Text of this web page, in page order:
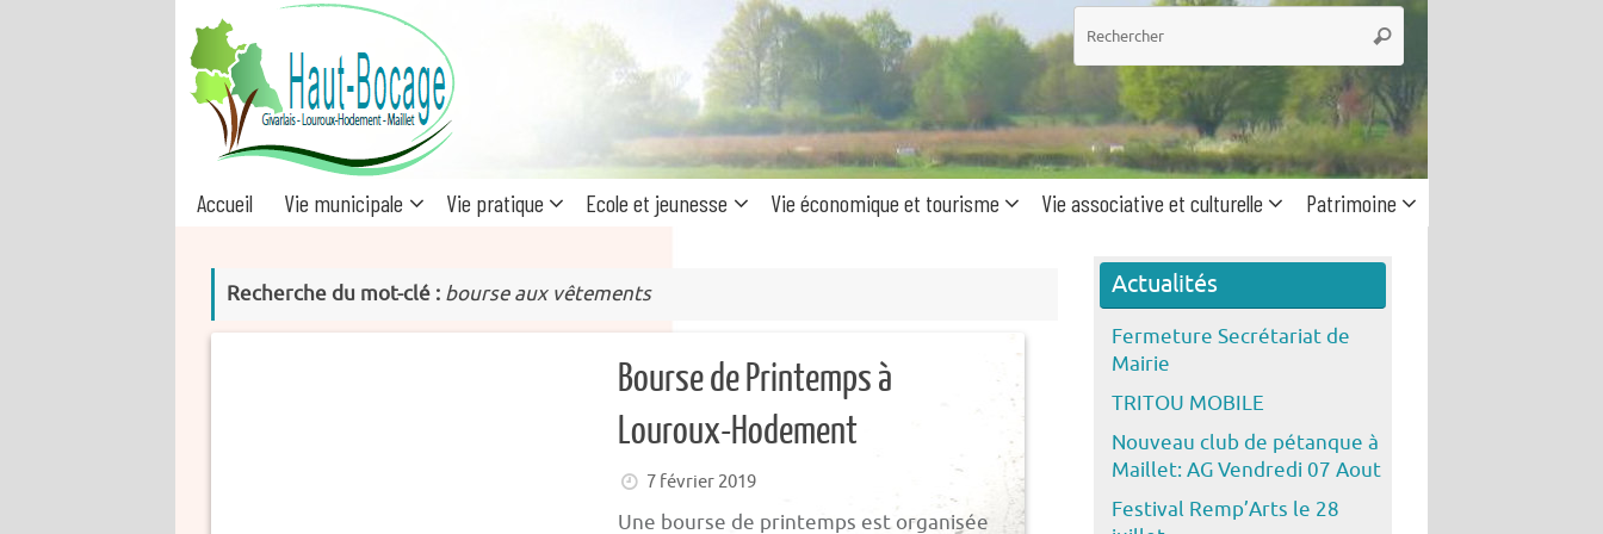
Recherche
pour
Rechercher
Accueil Vie municipale Vie pratique Ecole et jeunesse Vie économique et tourisme Vie associative et culturelle Patrimoine
Recherche du mot-clé : bourse aux vêtements
Bourse de Printemps à
Louroux-Hodement
7 février 2019
Une bourse de printemps est organisée
Actualités
Fermeture Secrétariat de
Mairie
TRITOU MOBILE
Nouveau club de pétanque à
Maillet: AG Vendredi 07 Aout
Festival Remp’Arts le 28